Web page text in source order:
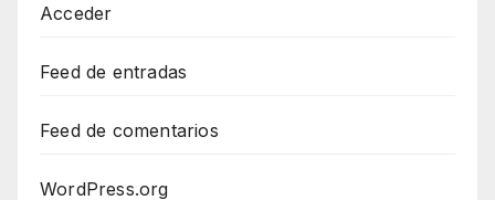
Acceder
Feed de entradas
Feed de comentarios
WordPress.org